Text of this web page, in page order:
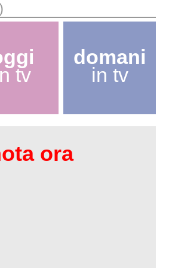
tv
domani
in tv
ora